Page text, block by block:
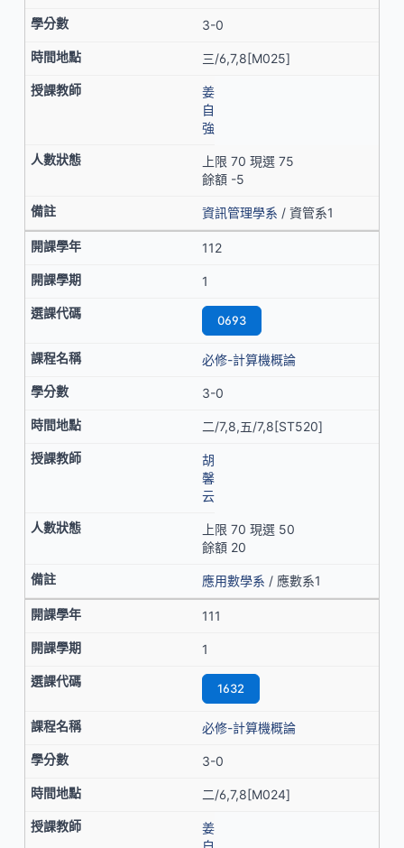
3-0
三/6,7,8[M025]
姜
自
強
上限 70 現選 75
餘額 -5
資訊管理學系 / 資管系1
112
1
0693
必修-計算機概論
3-0
二/7,8,五/7,8[ST520]
胡
馨
云
上限 70 現選 50
餘額 20
應用數學系 / 應數系1
111
1
1632
必修-計算機概論
3-0
二/6,7,8[M024]
姜